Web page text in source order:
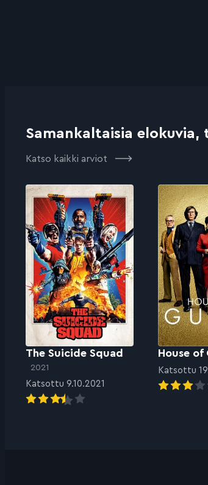
Samankaltaisia elokuvia,
Katso kaikki arviot
The Suicide Squad
2021
Katsottu 9.10.2021
House of
Katsottu